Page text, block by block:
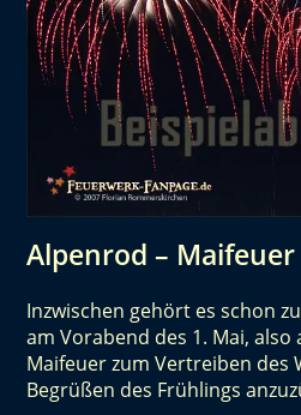
Alpenrod – Maifeuer
Inzwischen gehört es schon
am Vorabend des 1. Mai, also
Maifeuer zum Vertreiben des
Begrüßen des Frühlings